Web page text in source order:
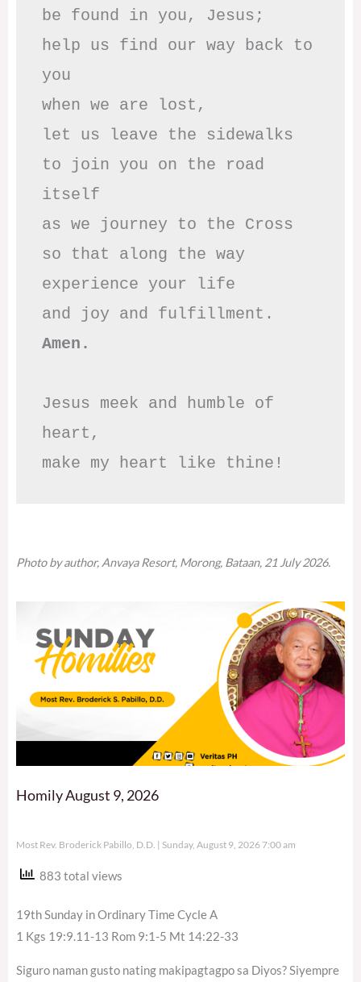
be found in you, Jesus;
help us find our way back to
you
when we are lost,
let us leave the sidewalks
to join you on the road
itself
as we journey to the Cross
so that along the way
experience your life
Amen.
Jesus meek and humble of
heart,
make my heart like thine!
Photo by author, Anvaya Resort, Morong, Bataan, 21 July 2026.
Homily August 9, 2026
Most Rev. Broderick Pabillo, D.D. Sunday, August 9, 2026 7:00 am
883 total views
19th Sunday in Ordinary Time Cycle A
1 Kgs 19:9.11-13 Rom 9:1-5 Mt 14:22-33
Siguro naman gusto nating makipagtagpo sa Diyos? Siyempre